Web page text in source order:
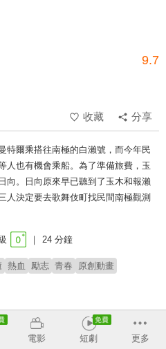
9.7
收藏
分享
特爾乘搭往南極的白瀨號，而今年民
人也有機會乘船。為了準備旅費，玉
向。日向原來早已聽到了玉木和報瀨
人決定要去歌舞伎町找民間南極觀測
24 分鐘
熱血 勵志 青春 原創動畫
早見沙織 能登麻美子 茅野愛衣
電影 短劇 更多